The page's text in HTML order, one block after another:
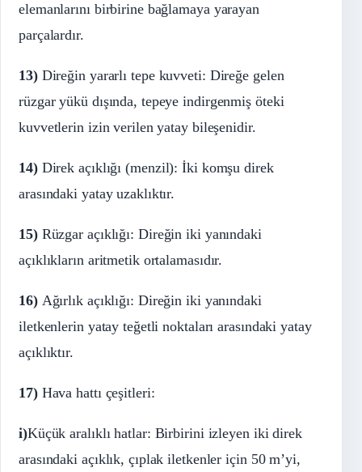
elemanlarını birbirine bağlamaya yarayan
parçalardır.
13)Direğin yararlı tepe kuvveti: Direğe gelen
rüzgar yükü dışında, tepeye indirgenmiş öteki
kuvvetlerin izin verilen yatay bileşenidir.
14)Direk açıklığı (menzil): İki komşu direk
arasındaki yatay uzaklıktır.
15)Rüzgar açıklığı: Direğin iki yanındaki
açıklıkların aritmetik ortalamasıdır.
16)Ağırlık açıklığı: Direğin iki yanındaki
iletkenlerin yatay teğetli noktaları arasındaki yatay
açıklıktır.
17)Hava hattı çeşitleri:
i)Küçük aralıklı hatlar: Birbirini izleyen iki direk
arasındaki açıklık, çıplak iletkenler için 50 m’yi,